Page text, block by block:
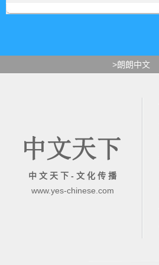
>朗朗中文
中 文 天 下 - 文 化 传 播
www.yes-chinese.com